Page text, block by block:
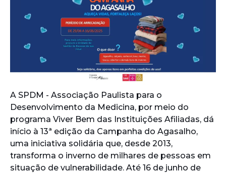
A SPDM - Associação Paulista para o
Desenvolvimento da Medicina, por meio do
programa Viver Bem das Instituições Afiliadas, dá
início à 13ª edição da Campanha do Agasalho,
uma iniciativa solidária que, desde 2013,
transforma o inverno de milhares de pessoas em
situação de vulnerabilidade. Até 16 de junho de